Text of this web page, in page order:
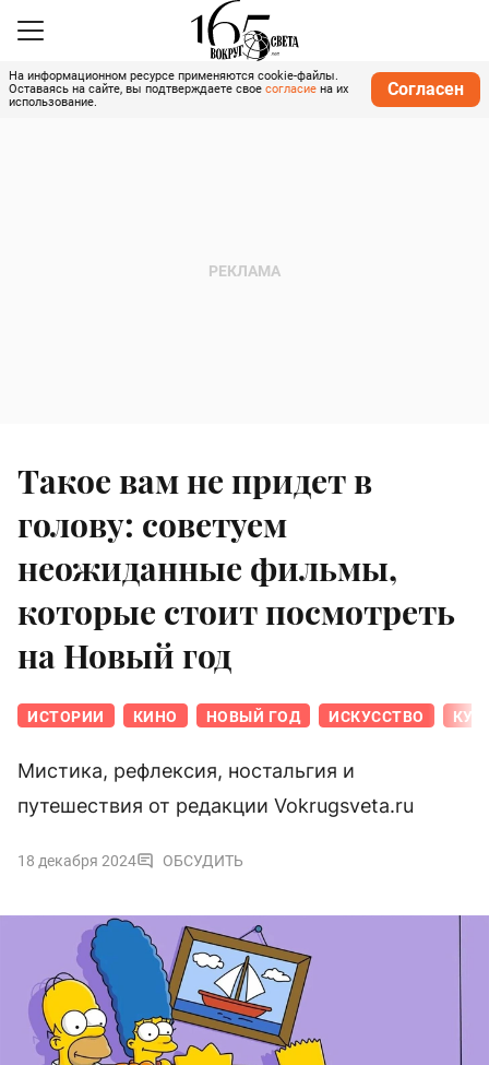
На информационном ресурсе применяются cookie-файлы.
Оставаясь на сайте, вы подтверждаете свое согласие на их
использование.
Согласен
Такое вам не придет в
голову: советуем
неожиданные фильмы,
которые стоит посмотреть
на Новый год
ИСТОРИИ КИНО НОВЫЙ ГОД ИСКУССТВО
Мистика, рефлексия, ностальгия и
путешествия от редакции Vokrugsveta.ru
18 декабря 2024 ОБСУДИТЬ